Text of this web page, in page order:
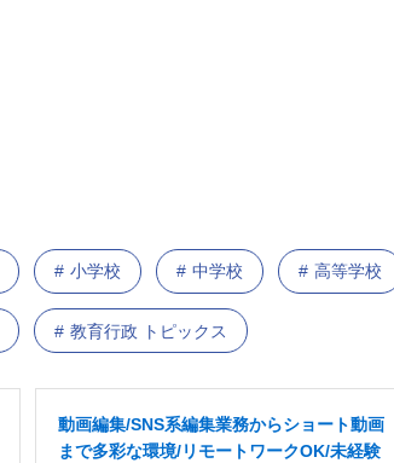
小学校 中学校 高等学校
教育行政 トピックス
動画編集/SNS系編集業務からショート動画
まで多彩な環境/リモートワークOK/未経験